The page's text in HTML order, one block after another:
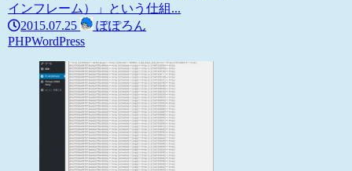
インフレーム）」という仕組...
2015.07.25
ぽぽろん
PHPWordPress